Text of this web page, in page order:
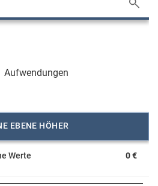
Aufwendungen
EBENE HÖHER
Werte
0 €